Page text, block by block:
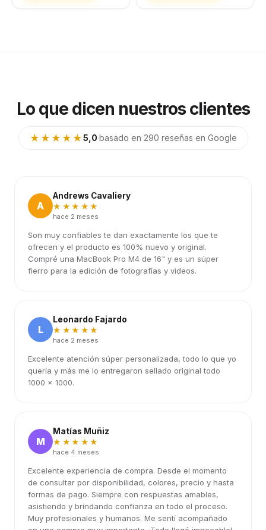
Lo que dicen nuestros clientes
★★★★★5,0·basado en 290 reseñas en Google
A
Andrews Cavaliery
★★★★★
hace 2 meses
Son muy confiables te dan exactamente los que te
ofrecen y el producto es 100% nuevo y original.
Compré una MacBook Pro M4 de 16" y es un súper
fierro para la edición de fotografías y videos.
L
Leonardo Fajardo
★★★★★
hace 2 meses
Excelente atención súper personalizada, todo lo que yo
quería y más me lo entregaron sellado original todo
1000 x 1000.
M
Matías Muñiz
★★★★★
hace 4 meses
Excelente experiencia de compra. Desde el momento
de consultar por disponibilidad, colores, precio y hasta
formas de pago. Siempre con respuestas amables,
asistiendo y brindando confianza en todo el proceso.
Muy profesionales y humanos. Me sentí acompañado